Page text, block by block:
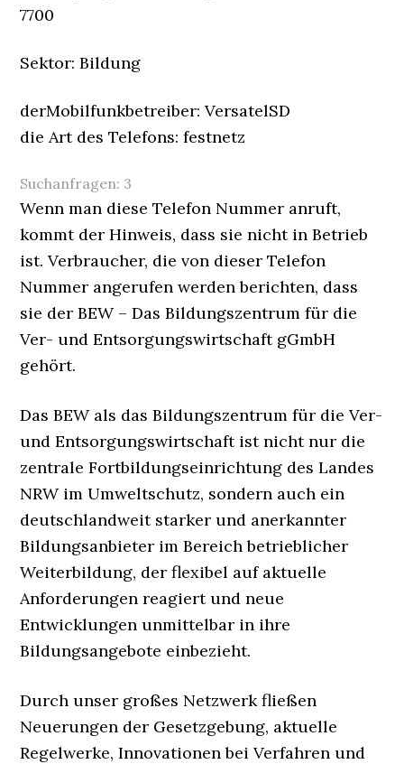
7700
Sektor: Bildung
derMobilfunkbetreiber: VersatelSD
die Art des Telefons: festnetz
Suchanfragen: 3
Wenn man diese Telefon Nummer anruft,
kommt der Hinweis, dass sie nicht in Betrieb
ist. Verbraucher, die von dieser Telefon
Nummer angerufen werden berichten, dass
sie der BEW – Das Bildungszentrum für die
Ver- und Entsorgungswirtschaft gGmbH
gehört.
Das BEW als das Bildungszentrum für die Ver-
und Entsorgungswirtschaft ist nicht nur die
zentrale Fortbildungseinrichtung des Landes
NRW im Umweltschutz, sondern auch ein
deutschlandweit starker und anerkannter
Bildungsanbieter im Bereich betrieblicher
Weiterbildung, der flexibel auf aktuelle
Anforderungen reagiert und neue
Entwicklungen unmittelbar in ihre
Bildungsangebote einbezieht.
Durch unser großes Netzwerk fließen
Neuerungen der Gesetzgebung, aktuelle
Regelwerke, Innovationen bei Verfahren und